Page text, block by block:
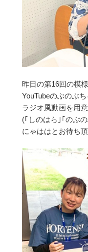
昨日の第16回の模様
YouTubeのぶのぶち
ラジオ風動画を用
(｢しのはら｣｢のぶ
にゃははとお待ち